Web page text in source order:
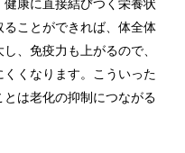
康に直接結びつく栄養状
ことができれば、体全体
、免疫力も上がるので、
くなります。こういった
は老化の抑制につながる